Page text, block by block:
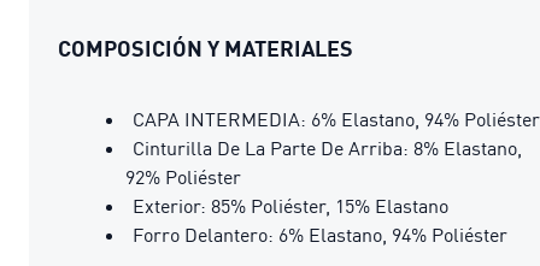
COMPOSICIÓN Y MATERIALES
CAPA INTERMEDIA: 6% Elastano, 94% Poliéster
Cinturilla De La Parte De Arriba: 8% Elastano,
92% Poliéster
Exterior: 85% Poliéster, 15% Elastano
Forro Delantero: 6% Elastano, 94% Poliéster